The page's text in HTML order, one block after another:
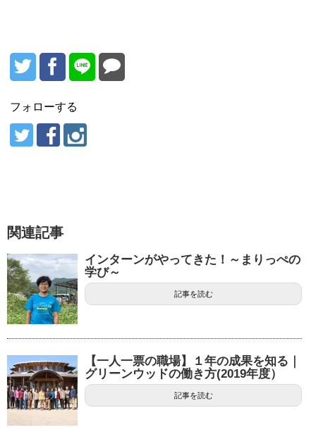
フォローする
関連記事
インターンがやってきた！～まりっぺの
学び～
記事を読む
【一人一票の職場】１年の成果を知る｜
グリーンウッドの働き方(2019年度）
記事を読む